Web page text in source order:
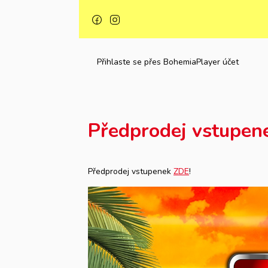
Přihlaste se přes BohemiaPlayer účet
Předprodej
Předprodej vstupenek ZDE!